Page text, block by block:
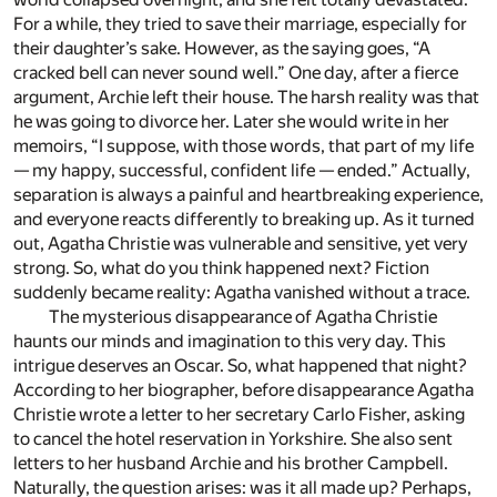
For a while, they tried to save their marriage, especially for
their daughter’s sake. However, as the saying goes, “A
cracked bell can never sound well.” One day, after a fierce
argument, Archie left their house. The harsh reality was that
he was going to divorce her. Later she would write in her
memoirs, “I suppose, with those words, that part of my life
— my happy, successful, confident life — ended.” Actually,
separation is always a painful and heartbreaking experience,
and everyone reacts differently to breaking up. As it turned
out, Agatha Christie was vulnerable and sensitive, yet very
strong. So, what do you think happened next? Fiction
suddenly became reality: Agatha vanished without a trace.
The mysterious disappearance of Agatha Christie
haunts our minds and imagination to this very day. This
intrigue deserves an Oscar. So, what happened that night?
According to her biographer, before disappearance Agatha
Christie wrote a letter to her secretary Carlo Fisher, asking
to cancel the hotel reservation in Yorkshire. She also sent
letters to her husband Archie and his brother Campbell.
Naturally, the question arises: was it all made up? Perhaps,